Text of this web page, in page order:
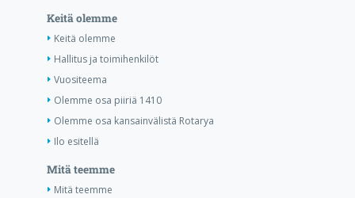
Keitä olemme
Keitä olemme
Hallitus ja toimihenkilöt
Vuositeema
Olemme osa piiriä 1410
Olemme osa kansainvälistä Rotarya
Ilo esitellä
Mitä teemme
Mitä teemme